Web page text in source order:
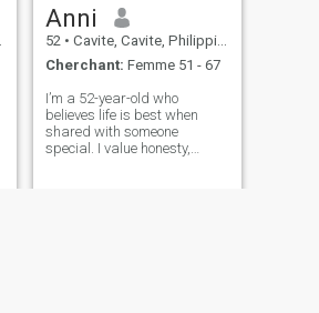
Anni
52 • Cavite, Cavite, Philippines
Cherchant: Femme 51 - 67
I’m a 52-year-old who
believes life is best when
shared with someone
special. I value honesty,